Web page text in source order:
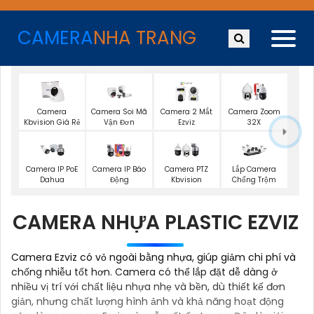
CAMERANHA TRANG
Camera
Kbvision Giá Rẻ
Camera Soi Mã
Vận Đơn
Camera 2 Mắt
Ezviz
Camera Zoom
32X
Camera IP PoE
Dahua
Camera IP Báo
Động
Camera PTZ
Kbvision
Lắp Camera
Chống Trộm
CAMERA NHỰA PLASTIC EZVIZ
Camera Ezviz có vỏ ngoài bằng nhựa, giúp giảm chi phí và
chống nhiễu tốt hơn. Camera có thể lắp đặt dễ dàng ở
nhiều vị trí với chất liệu nhựa nhẹ và bền, dù thiết kế đơn
giản, nhưng chất lượng hình ảnh và khả năng hoạt động